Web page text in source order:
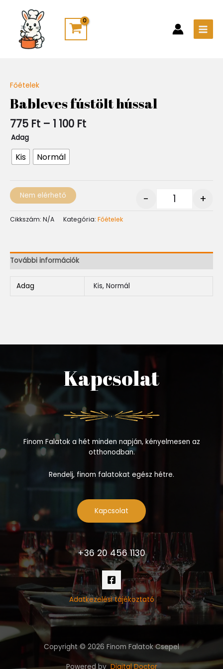
content
Főételek
Bableves fústölt hússal
775 Ft – 1 100 Ft
775 Ft
-
1
100 Ft
Adag
Kis Normál
- +
Nem elérhető
Cikkszám: N/A Kategória: Főételek
További információk
Adag Kis, Normál
Kapcsolat
Finom Falatok a hét minden napján, kényelmesen az
otthonodban.
Rendelj, finom falatokat egész hétre.
Kapcsolat
+36 20 456 1130
Adatkezelési tájékoztató
Copyright © 2026 Finom Falatok Csepel
Powered byDigital Doctor